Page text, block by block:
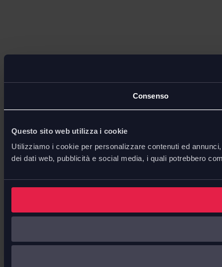
Consenso
Questo sito web utilizza i cookie
Utilizziamo i cookie per personalizzare contenuti ed
dei dati web, pubblicità e social media, i quali potrebbero